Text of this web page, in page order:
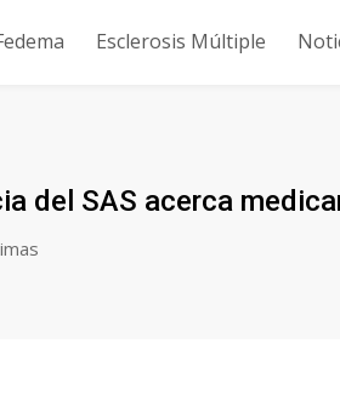
Esclerosis Múltiple
del SAS acerca